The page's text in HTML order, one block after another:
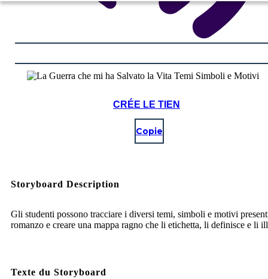
CRÉE LE TIEN
Copie
Storyboard Description
Gli studenti possono tracciare i diversi temi, simboli e motivi
romanzo e creare una mappa ragno che li etichetta, li definisce e li
Texte du Storyboard